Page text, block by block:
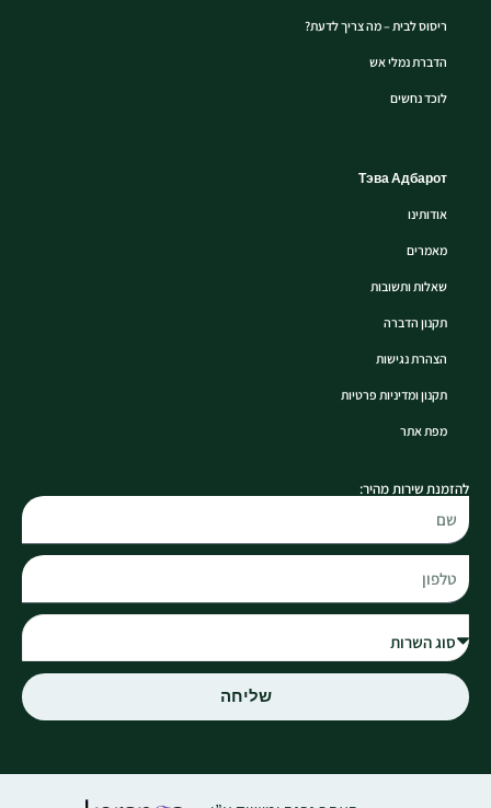
ריסוס לבית – מה צריך לדעת?
הדברת נמלי אש
לוכד נחשים
Тэва Адбарот
אודותינו
מאמרים
שאלות ותשובות
תקנון הדברה
הצהרת נגישות
תקנון ומדיניות פרטיות
מפת אתר
להזמנת שירות מהיר:
שליחה